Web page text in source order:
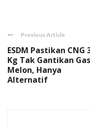
Previous Article
ESDM Pastikan CNG
Kg Tak Gantikan Gas
Melon, Hanya
Alternatif